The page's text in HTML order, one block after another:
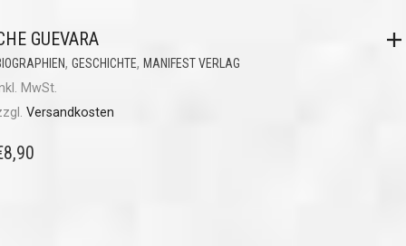
GUEVARA
, GESCHICHTE, MANIFEST VERLAG
MwSt.
Versandkosten
8,90